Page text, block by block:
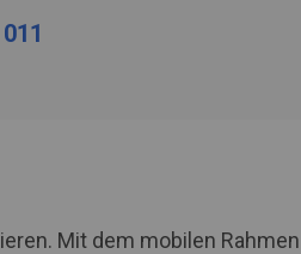
Mit dem mobilen